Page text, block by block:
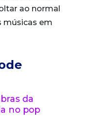
ao normal
músicas em
da
no pop